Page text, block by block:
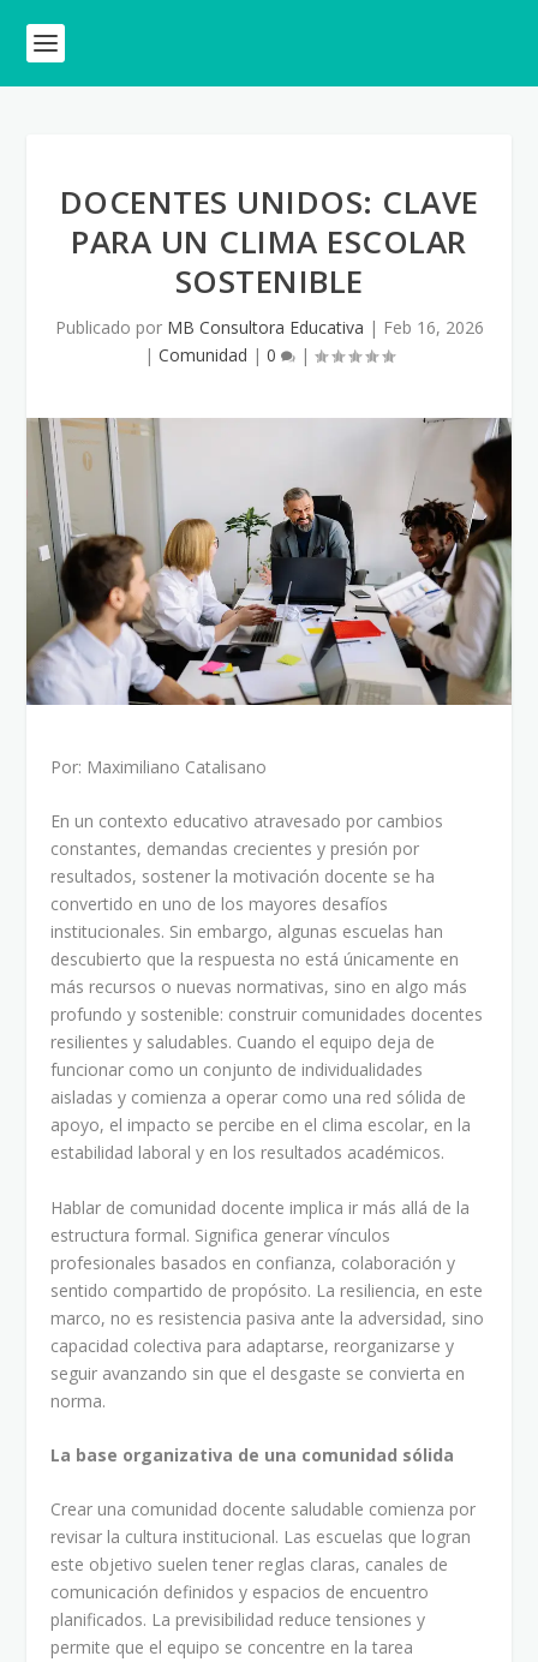
DOCENTES UNIDOS: CLAVE
PARA UN CLIMA ESCOLAR
SOSTENIBLE
Publicado por MB Consultora Educativa | Feb 16, 2026
| Comunidad | 0 |
Por: Maximiliano Catalisano
En un contexto educativo atravesado por cambios
constantes, demandas crecientes y presión por
resultados, sostener la motivación docente se ha
convertido en uno de los mayores desafíos
institucionales. Sin embargo, algunas escuelas han
descubierto que la respuesta no está únicamente en
más recursos o nuevas normativas, sino en algo más
profundo y sostenible: construir comunidades docentes
resilientes y saludables. Cuando el equipo deja de
funcionar como un conjunto de individualidades
aisladas y comienza a operar como una red sólida de
apoyo, el impacto se percibe en el clima escolar, en la
estabilidad laboral y en los resultados académicos.
Hablar de comunidad docente implica ir más allá de la
estructura formal. Significa generar vínculos
profesionales basados en confianza, colaboración y
sentido compartido de propósito. La resiliencia, en este
marco, no es resistencia pasiva ante la adversidad, sino
capacidad colectiva para adaptarse, reorganizarse y
seguir avanzando sin que el desgaste se convierta en
norma.
La base organizativa de una comunidad sólida
Crear una comunidad docente saludable comienza por
revisar la cultura institucional. Las escuelas que logran
este objetivo suelen tener reglas claras, canales de
comunicación definidos y espacios de encuentro
planificados. La previsibilidad reduce tensiones y
permite que el equipo se concentre en la tarea